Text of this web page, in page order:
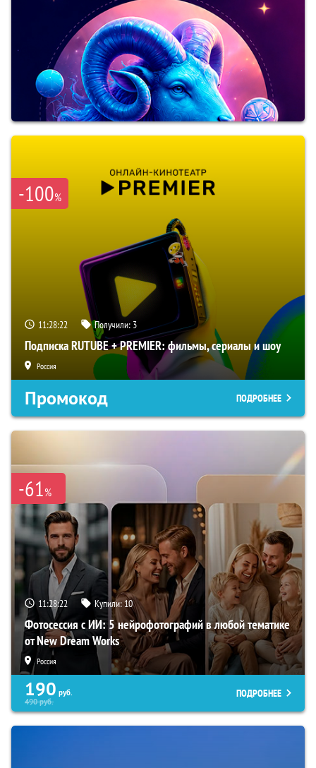
-100%
11:28:21 Получили: 3
Подписка RUTUBE + PREMIER: фильмы, сериалы и шоу
Россия
Промокод ПОДРОБНЕЕ
-61%
11:28:21 Купили:10
Фотосессия с ИИ: 5 нейрофотографий в любой тематике
от New Dream Works
Россия
190 руб.
490руб.
ПОДРОБНЕЕ